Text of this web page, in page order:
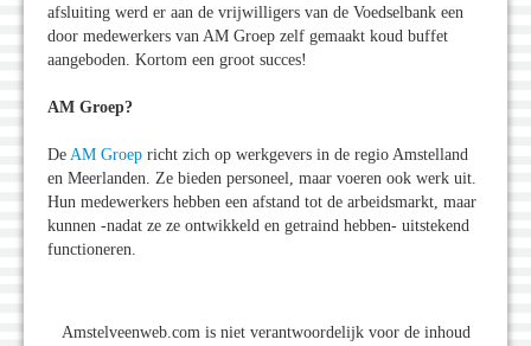
afsluiting werd er aan de vrijwilligers van de Voedselbank een
door medewerkers van AM Groep zelf gemaakt koud buffet
aangeboden. Kortom een groot succes!
AM Groep?
De AM Groep richt zich op werkgevers in de regio Amstelland
en Meerlanden. Ze bieden personeel, maar voeren ook werk uit.
Hun medewerkers hebben een afstand tot de arbeidsmarkt, maar
kunnen -nadat ze ze ontwikkeld en getraind hebben- uitstekend
functioneren.
Amstelveenweb.com is niet verantwoordelijk voor de inhoud